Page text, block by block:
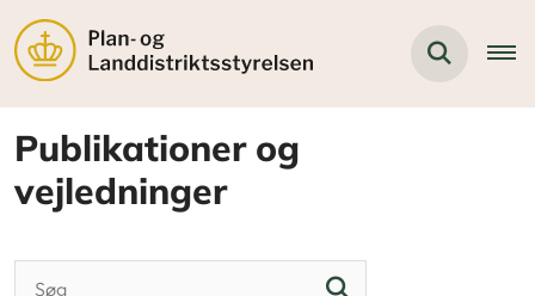
Publikationer og
vejledninger